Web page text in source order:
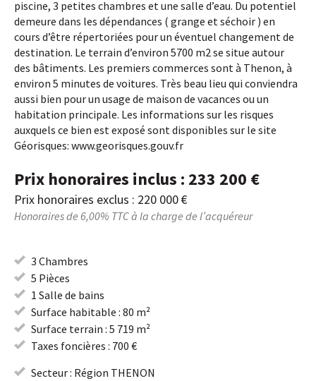
piscine, 3 petites chambres et une salle d’eau. Du potentiel
demeure dans les dépendances ( grange et séchoir ) en
cours d’être répertoriées pour un éventuel changement de
destination. Le terrain d’environ 5700 m2 se situe autour
des bâtiments. Les premiers commerces sont à Thenon, à
environ 5 minutes de voitures. Très beau lieu qui conviendra
aussi bien pour un usage de maison de vacances ou un
habitation principale. Les informations sur les risques
auxquels ce bien est exposé sont disponibles sur le site
Géorisques: www.georisques.gouv.fr
Prix honoraires inclus : 233 200 €
Prix honoraires exclus : 220 000 €
Honoraires de 6,00% TTC à la charge de l’acquéreur
3 Chambres
5 Pièces
1 Salle de bains
Surface habitable : 80 m²
Surface terrain : 5 719 m²
Taxes foncières : 700 €
Secteur : Région THENON